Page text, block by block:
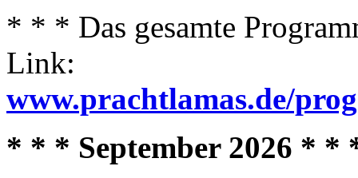
* * * Das gesamte
Link:
www.prachtlamas.de/
* * * September 2026 * *